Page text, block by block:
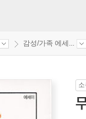
감성/가족 에세...